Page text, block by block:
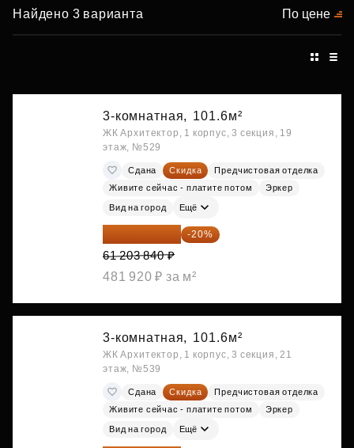
Найдено 3 варианта По цене
3-комнатная, 101.6м²
ЖК Архитектор, 1 корпус, 3 секция, 19
этаж, №529
Сдана Скидка
Предчистовая отделка
Живите сейчас - платите потом
Эркер
Вид на город Ещё
48 963 072 ₽ -20%
61 203 840 ₽
481 920 ₽ за м²
3-комнатная, 101.6м²
ЖК Архитектор, 1 корпус, 3 секция, 21
этаж, №539
Сдана Скидка
Предчистовая отделка
Живите сейчас - платите потом
Эркер
Вид на город Ещё